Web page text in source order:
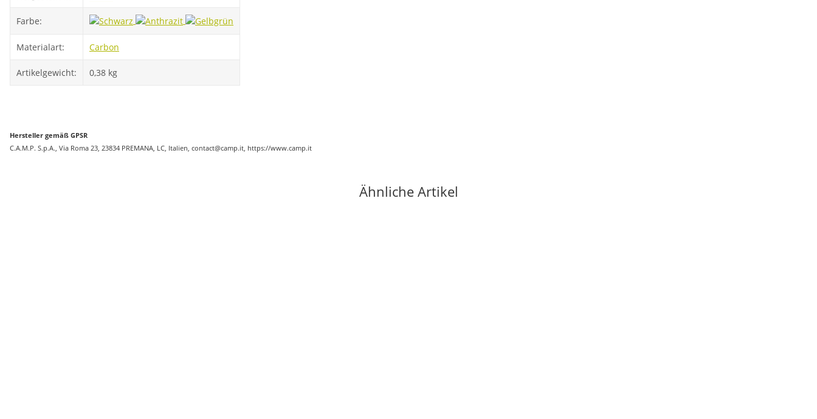
Farbe:
Materialart: Carbon
Artikelgewicht: 0,38 kg
Hersteller gemäß GPSR
C.A.M.P. S.p.A., Via Roma 23, 23834 PREMANA, LC, Italien, contact@camp.it, https://www.camp.it
Ähnliche Artikel